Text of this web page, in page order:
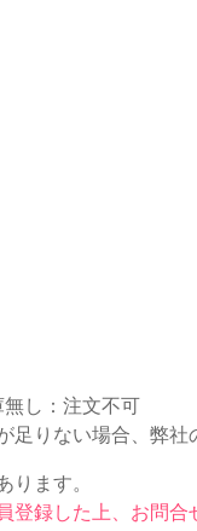
し：注文不可
足りない場合、弊社
ります。
登録した上、お問合